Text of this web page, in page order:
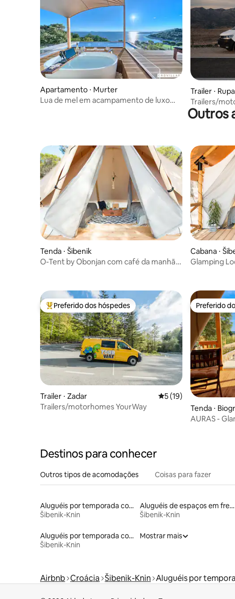
Apartamento ⋅ Murter
Lua de mel em acampamento de luxo
Trailer ⋅
Trailers/
Outros
Tenda ⋅ Šibenik
O-Tent by Obonjan com café da manhã
Cabana ⋅
Glamping
Entre os melhores preferidos dos hóspedes
Preferido dos hóspedes
Trailer ⋅ Zadar 5 de uma avaliação
5 (19)
Trailers/motorhomes YourWay
Preferido
Preferido
Tenda ⋅
AURAS -
Destinos para conhecer
Outros tipos de acomodações Coisas para fazer
Aluguéis por temporada com acesso ao lago
Šibenik-Knin
Aluguéis de espaços em frente à praia
Šibenik-Knin
Aluguéis por temporada com banheira de hidromassagem
Šibenik-Knin
Mostrar mais
Airbnb Croácia Šibenik-Knin Aluguéis por